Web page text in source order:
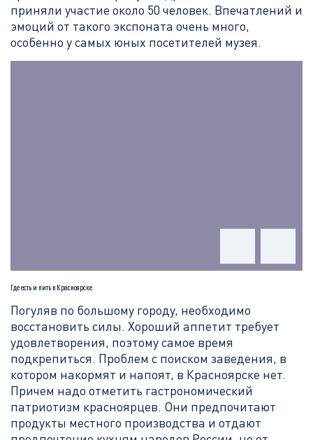
приняли участие около 50 человек. Впечатлений и
эмоций от такого экспоната очень много,
особенно у самых юных посетителей музея.
Где есть и пить в Красноярске
Погуляв по большому городу, необходимо
восстановить силы. Хороший аппетит требует
удовлетворения, поэтому самое время
подкрепиться. Проблем с поиском заведения, в
котором накормят и напоят, в Красноярске нет.
Причем надо отметить гастрономический
патриотизм красноярцев. Они предпочитают
продукты местного производства и отдают